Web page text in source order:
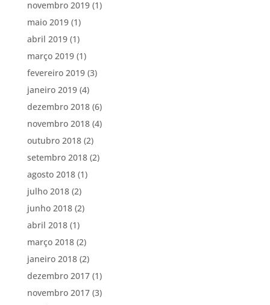
novembro 2019(1)
maio 2019(1)
abril 2019(1)
março 2019(1)
fevereiro 2019(3)
janeiro 2019(4)
dezembro 2018(6)
novembro 2018(4)
outubro 2018(2)
setembro 2018(2)
agosto 2018(1)
julho 2018(2)
junho 2018(2)
abril 2018(1)
março 2018(2)
janeiro 2018(2)
dezembro 2017(1)
novembro 2017(3)